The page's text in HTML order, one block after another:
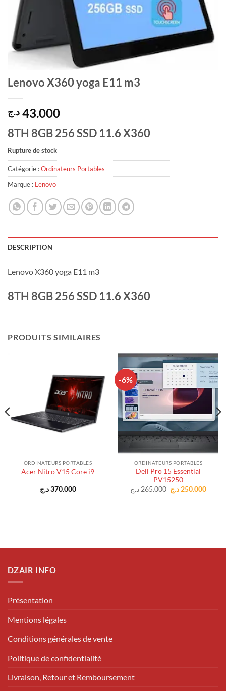
Lenovo X360 yoga E11 m3
43.000 د.ج
8TH 8GB 256 SSD 11.6 X360
Rupture de stock
Catégorie :Ordinateurs Portables
Marque : Lenovo
DESCRIPTION
Lenovo X360 yoga E11 m3
8TH 8GB 256 SSD 11.6 X360
PRODUITS SIMILAIRES
ORDINATEURS PORTABLES
Acer Nitro V15 Core i9
370.000 د.ج
-6%
ORDINATEURS PORTABLES
Dell Pro 15 Essential
PV15250
265.000د.ج
Le
prix
250.000د.ج
Le
DZAIR INFO
Présentation
Mentions légales
Conditions générales de vente
Politique de confidentialité
Livraison, Retour et Remboursement